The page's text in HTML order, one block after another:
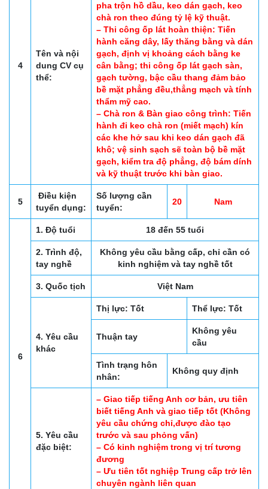
4
Tên và nội
dung CV cụ
thể:
pha trộn hồ dầu, keo dán gạch, keo
chà ron theo đúng tỷ lệ kỹ thuật.
– Thi công ốp lát hoàn thiện: Tiến
hành căng dây, lấy thăng bằng và dán
gạch, định vị khoảng cách bằng ke
cân bằng; thi công ốp lát gạch sàn,
gạch tường, bậc cầu thang đảm bảo
bề mặt phẳng đều,thẳng mạch và tính
thẩm mỹ cao.
– Chà ron & Bàn giao công trình: Tiến
hành đi keo chà ron (miết mạch) kín
các khe hở sau khi keo dán gạch đã
khô; vệ sinh sạch sẽ toàn bộ bề mặt
gạch, kiểm tra độ phẳng, độ bám dính
và kỹ thuật trước khi bàn giao.
5
Điều kiện
tuyển dụng:
Số lượng cần
tuyển:
20 Nam
6
1. Độ tuổi 18 đến 55 tuổi
2. Trình độ,
tay nghề
Không yêu cầu bằng cấp, chỉ cần có
kinh nghiệm và tay nghề tốt
3. Quốc tịch Việt Nam
4. Yêu cầu
khác
Thị lực: Tốt Thể lực: Tốt
Thuận tay
Không yêu
cầu
Tình trạng hôn
nhân:
Không quy định
5. Yêu cầu
đặc biệt:
– Giao tiếp tiếng Anh cơ bản, ưu tiên
biết tiếng Anh và giao tiếp tốt (Không
yêu cầu chứng chỉ,được đào tạo
trước và sau phỏng vấn)
– Có kinh nghiệm trong vị trí tương
đương
– Ưu tiên tốt nghiệp Trung cấp trở lên
chuyên ngành liên quan